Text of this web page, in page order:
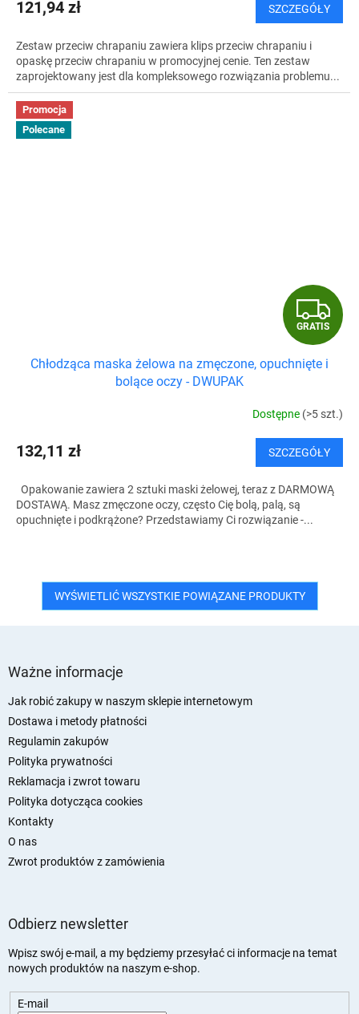
121,94 zł SZCZEGÓŁY
Zestaw przeciw chrapaniu zawiera klips przeciw chrapaniu i
opaskę przeciw chrapaniu w promocyjnej cenie. Ten zestaw
zaprojektowany jest dla kompleksowego rozwiązania problemu...
Promocja
Polecane
G
R
T
I
S
GRATIS
Chłodząca maska żelowa na zmęczone, opuchnięte i
bolące oczy - DWUPAK
Dostępne (>5 szt.)
132,11 zł SZCZEGÓŁY
Opakowanie zawiera 2 sztuki maski żelowej, teraz z DARMOWĄ
DOSTAWĄ. Masz zmęczone oczy, często Cię bolą, palą, są
opuchnięte i podkrążone? Przedstawiamy Ci rozwiązanie -...
WYŚWIETLIĆ WSZYSTKIE POWIĄZANE PRODUKTY
Ważne informacje
Jak robić zakupy w naszym sklepie internetowym
Dostawa i metody płatności
Regulamin zakupów
Polityka prywatności
Reklamacja i zwrot towaru
Polityka dotycząca cookies
Kontakty
O nas
Zwrot produktów z zamówienia
Odbierz newsletter
Wpisz swój e-mail, a my będziemy przesyłać ci informacje na temat
nowych produktów na naszym e-shop.
E-mail